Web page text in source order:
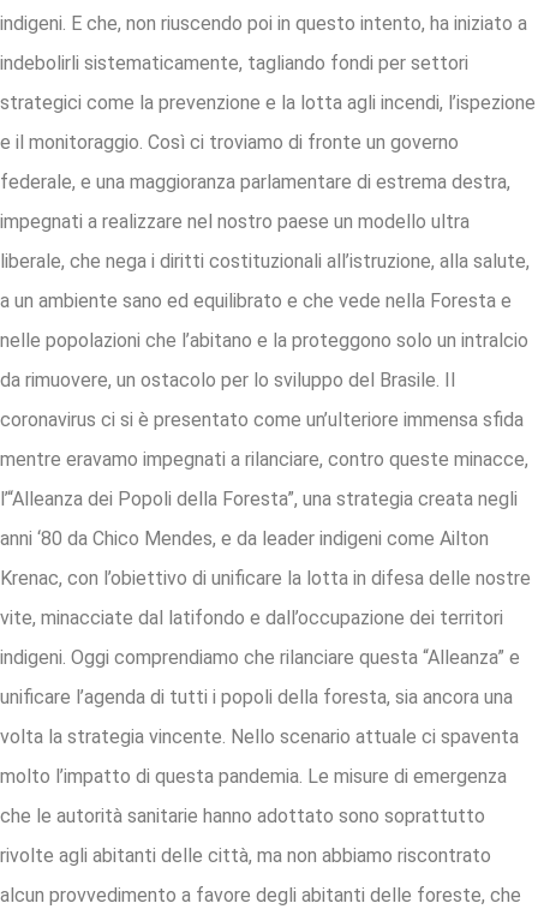
indigeni. E che, non riuscendo poi in questo intento, ha iniziato a
indebolirli sistematicamente, tagliando fondi per settori
strategici come la prevenzione e la lotta agli incendi, l’ispezione
e il monitoraggio. Così ci troviamo di fronte un governo
federale, e una maggioranza parlamentare di estrema destra,
impegnati a realizzare nel nostro paese un modello ultra
liberale, che nega i diritti costituzionali all’istruzione, alla salute,
a un ambiente sano ed equilibrato e che vede nella Foresta e
nelle popolazioni che l’abitano e la proteggono solo un intralcio
da rimuovere, un ostacolo per lo sviluppo del Brasile. Il
coronavirus ci si è presentato come un’ulteriore immensa sfida
mentre eravamo impegnati a rilanciare, contro queste minacce,
l’“Alleanza dei Popoli della Foresta”, una strategia creata negli
anni ‘80 da Chico Mendes, e da leader indigeni come Ailton
Krenac, con l’obiettivo di unificare la lotta in difesa delle nostre
vite, minacciate dal latifondo e dall’occupazione dei territori
indigeni. Oggi comprendiamo che rilanciare questa “Alleanza” e
unificare l’agenda di tutti i popoli della foresta, sia ancora una
volta la strategia vincente. Nello scenario attuale ci spaventa
molto l’impatto di questa pandemia. Le misure di emergenza
che le autorità sanitarie hanno adottato sono soprattutto
rivolte agli abitanti delle città, ma non abbiamo riscontrato
alcun provvedimento a favore degli abitanti delle foreste, che